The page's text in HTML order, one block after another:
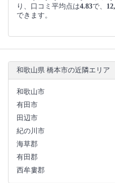
り、口コミ平均点は4.83で、
できます。
和歌山県 橋本市の近隣エリア
和歌山市
有田市
田辺市
紀の川市
海草郡
有田郡
西牟婁郡